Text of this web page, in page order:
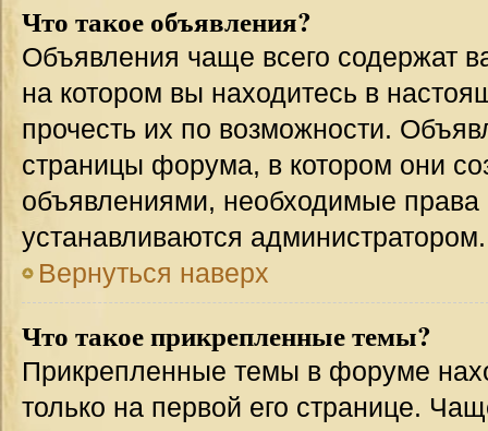
Что такое объявления?
Объявления чаще всего
на котором вы находитесь в
прочесть их по возможности.
страницы форума, в котором они
объявлениями, необходимые права
устанавливаются администратором.
Вернуться наверх
Что такое прикрепленные темы?
Прикрепленные темы в форуме
только на первой его странице.